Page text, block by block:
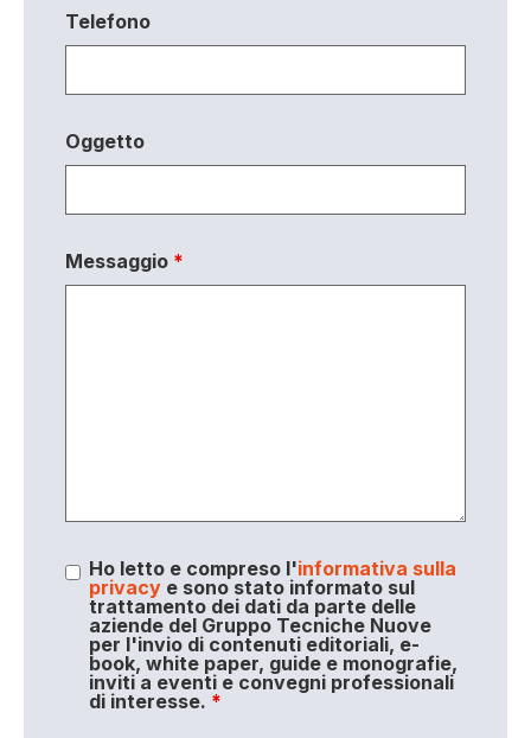
Telefono
Oggetto
Messaggio *
Ho letto e compreso l'informativa sulla
privacye sono stato informato sul
trattamento dei dati da parte delle
aziende del Gruppo Tecniche Nuove
per l'invio di contenuti editoriali, e-
book, white paper, guide e monografie,
inviti a eventi e convegni professionali
di interesse. *